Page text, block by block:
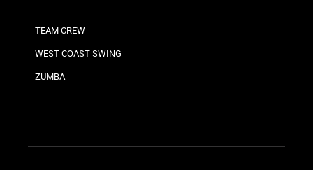
TEAM CREW
WEST COAST SWING
ZUMBA